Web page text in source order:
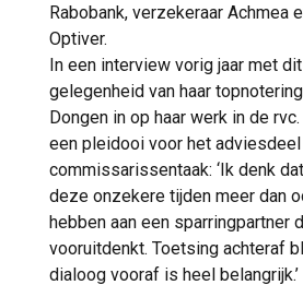
Rabobank, verzekeraar Achmea
Optiver.
In een interview vorig jaar met
gelegenheid van haar
Dongen in op haar werk in de
een pleidooi voor het adviesdeel
commissarissentaak: ‘Ik denk
deze onzekere tijden meer dan
hebben aan een sparringpartner
vooruitdenkt. Toetsing achteraf
dialoog vooraf is heel